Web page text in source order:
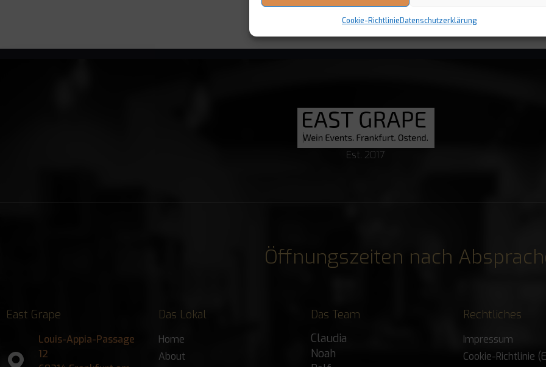
Cookie-RichtlinieDatenschutzerklärung
Anmelden
Est. 2017
Öffnungszeiten nach
East Grape
Louis-Appia-Passage
12
Das Lokal
Home
About
Das Team
Claudia
Noah
Rechtliches
Impressum
Cookie-Richtlinie